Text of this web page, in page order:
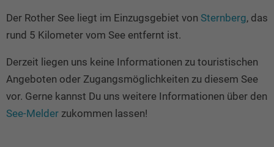
Österreich
Frankreich
Niederlande
Schweden
Der Rother See liegt im Einzugsgebiet von Sternberg, das
rund 5 Kilometer vom See entfernt ist.
Derzeit liegen uns keine Informationen zu touristischen
Angeboten oder Zugangsmöglichkeiten zu diesem See
vor. Gerne kannst Du uns weitere Informationen über den
See-Melder zukommen lassen!